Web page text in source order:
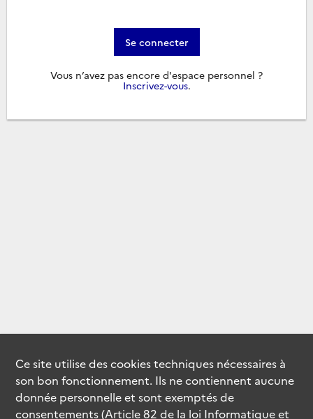
Se connecter
Vous n’avez pas encore d'espace personnel ?
Inscrivez-vous.
Ce site utilise descookiestechniques nécessaires à
son bon fonctionnement. Ils ne contiennent aucune
donnée personnelle et sont exemptés de
consentements (Article 82 de la loi Informatique et